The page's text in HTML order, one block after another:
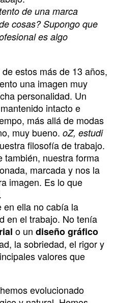
de una marca
cosas? Supongo que
es algo
estos más de 13 años,
una imagen muy
personalidad. Un
intacto e
más allá de modas
muy bueno. oZ, estudi
filosofía de trabajo.
también, nuestra forma
marcada y nos la
imagen. Es lo que
en ella no cabía la
en el trabajo. No tenía
o un diseño gráfico
la sobriedad, el rigor y
valores que
evolucionado